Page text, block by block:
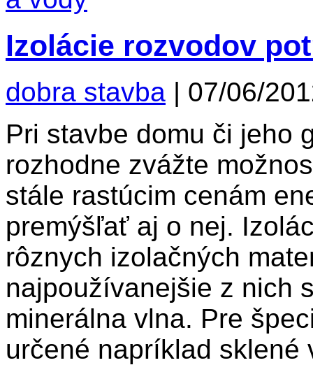
Izolácie rozvodov
dobra stavba | 07/06/
Pri stavbe domu či jeho
rozhodne zvážte
stále rastúcim cenám
premýšľať aj o nej.
rôznych izolačných
najpoužívanejšie z nich
minerálna vlna. Pre
určené napríklad